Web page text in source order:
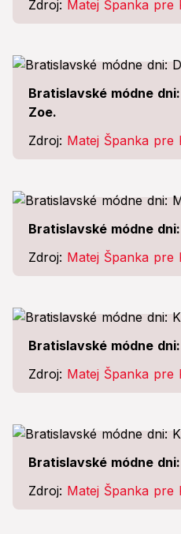
Zdroj: Matej Španka pre
Bratislavské módne
Zoe.
Zdroj: Matej Španka pre
Bratislavské módne
Zdroj: Matej Španka pre
Bratislavské módne
Zdroj: Matej Španka pre
Bratislavské módne
Zdroj: Matej Španka pre